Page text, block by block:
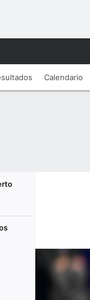
Calendario